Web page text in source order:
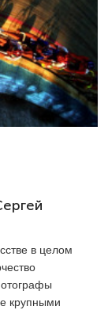
в целом
крупными